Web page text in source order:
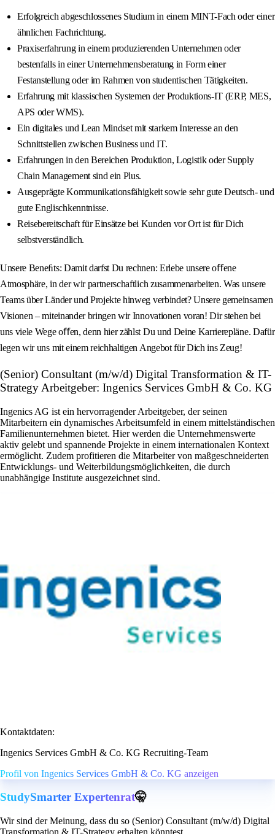
Erfolgreich abgeschlossenes Studium in einem MINT-Fach oder einer
ähnlichen Fachrichtung.
Praxiserfahrung in einem produzierenden Unternehmen oder
bestenfalls in einer Unternehmensberatung in Form einer
Festanstellung oder im Rahmen von studentischen Tätigkeiten.
Erfahrung mit klassischen Systemen der Produktions-IT (ERP, MES,
APS oder WMS).
Ein digitales und Lean Mindset mit starkem Interesse an den
Schnittstellen zwischen Business und IT.
Erfahrungen in den Bereichen Produktion, Logistik oder Supply
Chain Management sind ein Plus.
Ausgeprägte Kommunikationsfähigkeit sowie sehr gute Deutsch- und
gute Englischkenntnisse.
Reisebereitschaft für Einsätze bei Kunden vor Ort ist für Dich
selbstverständlich.
Unsere Beneﬁts: Damit darfst Du rechnen: Erlebe unsere oﬀene
Atmosphäre, in der wir partnerschaftlich zusammenarbeiten. Was unsere
Teams über Länder und Projekte hinweg verbindet? Unsere gemeinsamen
Visionen – miteinander bringen wir Innovationen voran! Dir stehen bei
uns viele Wege oﬀen, denn hier zählst Du und Deine Karrierepläne. Dafür
legen wir uns mit einem reichhaltigen Angebot für Dich ins Zeug!
(Senior) Consultant (m/w/d) Digital Transformation & IT-
Strategy Arbeitgeber: Ingenics Services GmbH & Co. KG
Ingenics AG ist ein hervorragender Arbeitgeber, der seinen
Mitarbeitern ein dynamisches Arbeitsumfeld in einem mittelständischen
Familienunternehmen bietet. Hier werden die Unternehmenswerte
aktiv gelebt und spannende Projekte in einem internationalen Kontext
ermöglicht. Zudem profitieren die Mitarbeiter von maßgeschneiderten
Entwicklungs- und Weiterbildungsmöglichkeiten, die durch
unabhängige Institute ausgezeichnet sind.
Kontaktdaten:
Ingenics Services GmbH & Co. KG Recruiting-Team
Profil von Ingenics Services GmbH & Co. KG anzeigen
StudySmarter Expertenrat🤫
Wir sind der Meinung, dass du so (Senior) Consultant (m/w/d) Digital